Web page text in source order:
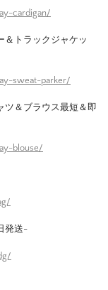
cardigan/
＆トラックジャケッ
sweat-parker/
ツ＆ブラウス最短＆即
blouse/
発送-